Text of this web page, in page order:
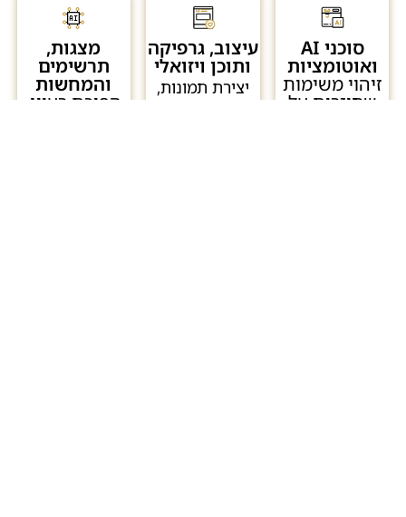
סוכני AI
ואוטומציות
זיהוי משימות
שחוזרות על
עיצוב, גרפיקה
ותוכן ויזואלי
יצירת תמונות,
מצגות,
תרשימים
והמחשות
הפיכת רעיון,